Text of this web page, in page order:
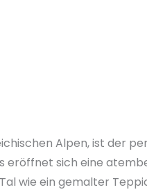
Alpen, ist der
eröffnet sich eine
wie ein gemalter